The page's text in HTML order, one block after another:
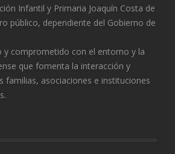
Infantil y Primaria Joaquín Costa de
público, dependiente del Gobierno de
y comprometido con el entorno y la
que fomenta la interacción y
familias, asociaciones e instituciones